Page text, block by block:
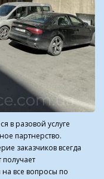
в разовой услуге
партнерство.
заказчиков всегда
все вопросы по